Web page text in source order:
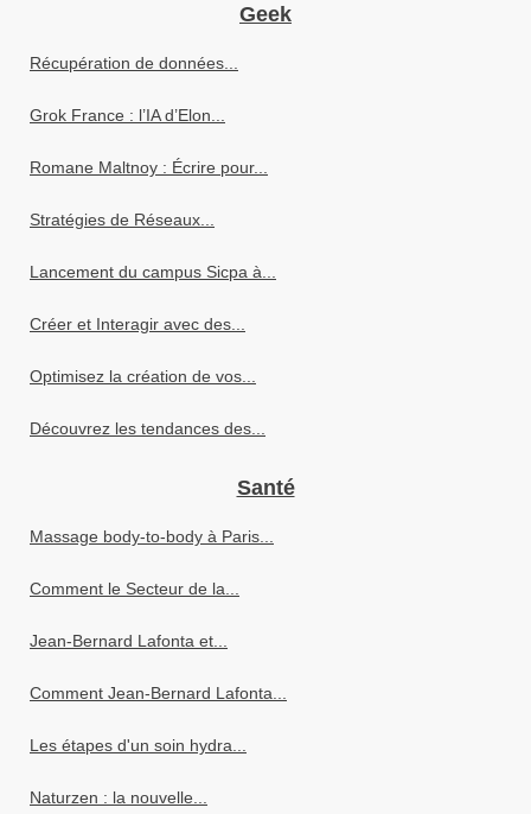
Geek
Récupération de données...
Grok France : l’IA d’Elon...
Romane Maltnoy : Écrire pour...
Stratégies de Réseaux...
Lancement du campus Sicpa à...
Créer et Interagir avec des...
Optimisez la création de vos...
Découvrez les tendances des...
Santé
Massage body-to-body à Paris...
Comment le Secteur de la...
Jean-Bernard Lafonta et...
Comment Jean-Bernard Lafonta...
Les étapes d'un soin hydra...
Naturzen : la nouvelle...